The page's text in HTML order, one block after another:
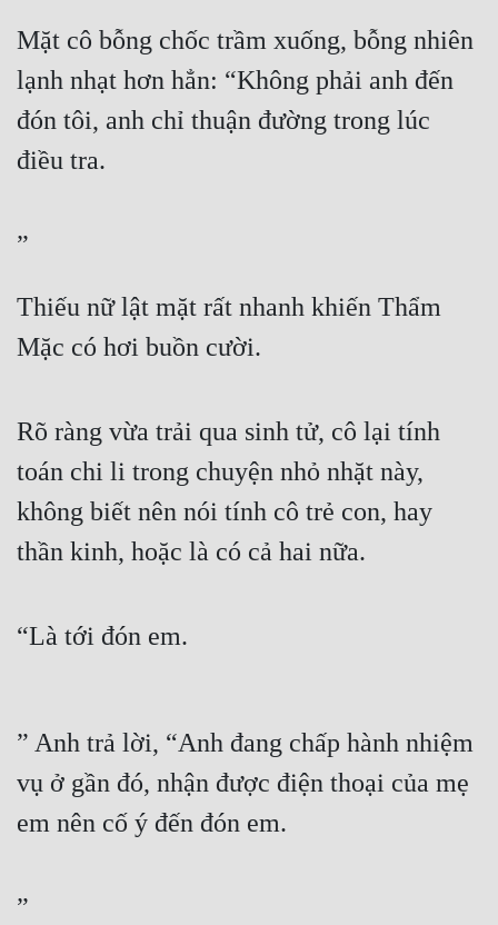
Cơ Trí
Sát Phạt Quyết Đoán
Mặt cô bỗng chốc trầm xuống, bỗng nhiên
lạnh nhạt hơn hẳn: “Không phải anh đến
đón tôi, anh chỉ thuận đường trong lúc
điều tra.
”
Thiếu nữ lật mặt rất nhanh khiến Thẩm
Mặc có hơi buồn cười.
Rõ ràng vừa trải qua sinh tử, cô lại tính
toán chi li trong chuyện nhỏ nhặt này,
không biết nên nói tính cô trẻ con, hay
thần kinh, hoặc là có cả hai nữa.
“Là tới đón em.
” Anh trả lời, “Anh đang chấp hành nhiệm
vụ ở gần đó, nhận được điện thoại của mẹ
em nên cố ý đến đón em.
”